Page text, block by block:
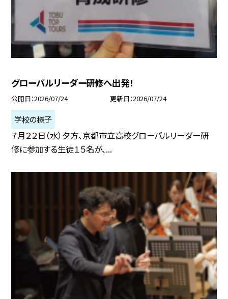
グローバルリーダー研修へ出発！
公開日 2026/07/24 更新日 2026/07/24
学校の様子
７月２２日（水）夕方、京都市立高校グローバルリーダー研
修に参加する生徒１５名が、...